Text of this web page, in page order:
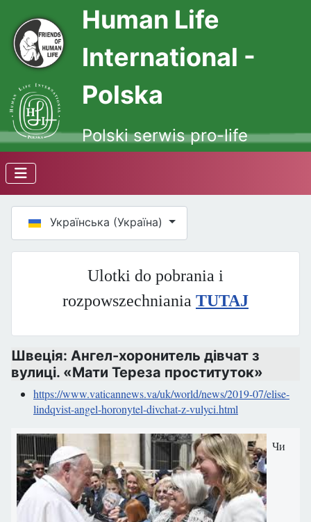
Human Life
International -
Polska
Polski serwis pro-life
Оберіть свою мову
Українська (Україна)
Ulotki do pobrania i
rozpowszechniania TUTAJ
Швеція: Ангел-хоронитель дівчат з
вулиці. «Мати Тереза проституток»
https://www.vaticannews.va/uk/world/news/2019-07/elise-
lindqvist-angel-horonytel-divchat-z-vulyci.html
Чи